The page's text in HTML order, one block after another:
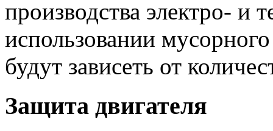
производства электро- и
использовании
будут зависеть от
Защита двигателя